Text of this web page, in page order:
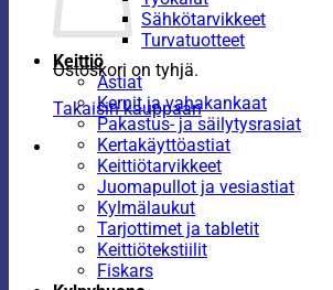
Ostoskori on tyhjä.
Takaisin kauppaan
Sähkötarvikkeet
Turvatuotteet
Keittiö
Astiat
Kernit ja vahakankaat
Pakastus- ja säilytysrasiat
Kertakäyttöastiat
Keittiötarvikkeet
Juomapullot ja vesiastiat
Kylmälaukut
Tarjottimet ja tabletit
Keittiötekstiilit
Fiskars